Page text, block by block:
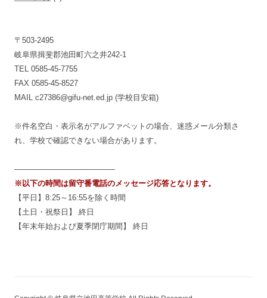
〒503-2495
岐阜県揖斐郡池田町六之井242-1
TEL 0585-45-7755
FAX 0585-45-8527
MAIL c27386@gifu-net.ed.jp (学校目安箱)
※件名空白・表示名がアルファベットの場合、迷惑メール分類さ
れ、学校で確認できない場合があります。
—————————————
※以下の時間は留守番電話のメッセージ応答となります。
【平日】8:25～16:55を除く時間
【土日・祝祭日】 終日
【年末年始および夏季閉庁期間】 終日